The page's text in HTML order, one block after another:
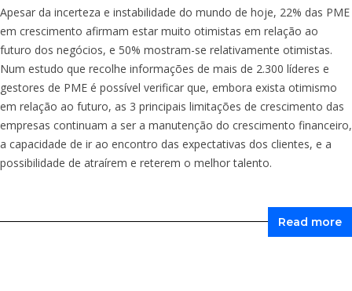
Apesar da incerteza e instabilidade do mundo de hoje, 22% das PME
em crescimento afirmam estar muito otimistas em relação ao
futuro dos negócios, e 50% mostram-se relativamente otimistas.
Num estudo que recolhe informações de mais de 2.300 líderes e
gestores de PME é possível verificar que, embora exista otimismo
em relação ao futuro, as 3 principais limitações de crescimento das
empresas continuam a ser a manutenção do crescimento financeiro,
a capacidade de ir ao encontro das expectativas dos clientes, e a
possibilidade de atraírem e reterem o melhor talento.
Read more